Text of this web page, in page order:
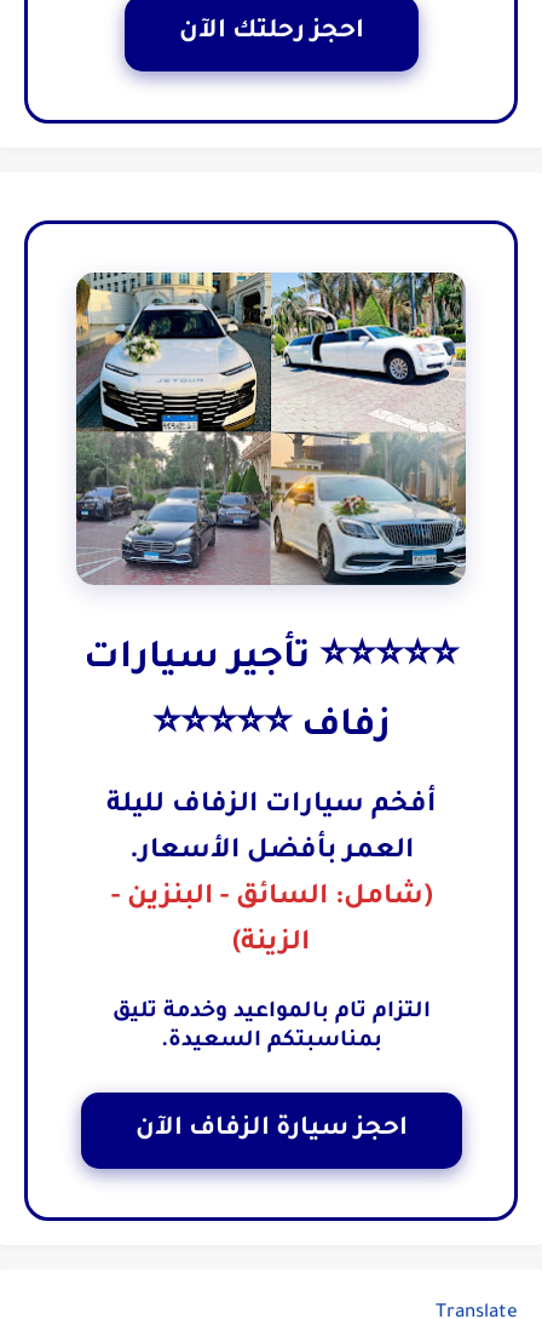
احجز رحلتك الآن
⭐⭐⭐⭐⭐ تأجير سيارات
زفاف ⭐⭐⭐⭐⭐
أفخم سيارات الزفاف لليلة
العمر بأفضل الأسعار.
(شامل: السائق - البنزين -
الزينة)
التزام تام بالمواعيد وخدمة تليق
بمناسبتكم السعيدة.
احجز سيارة الزفاف الآن
Translate